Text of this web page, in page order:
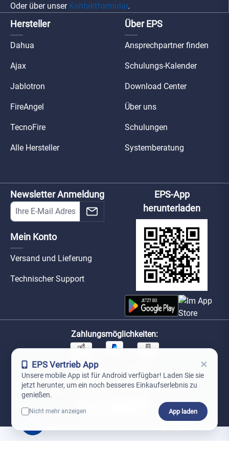
Oder über unser Kontaktformular.
Hersteller
Dahua
Ajax
Jablotron
FireAngel
TecnoFire
Alle Hersteller
Über EPS
Ansprechpartner finden
Schulungs-Kalender
Download Center
Über uns
Schulungen
Systemberatung
Newsletter Anmeldung
Mein Konto
Versand und Lieferung
Technischer Support
EPS-App
herunterladen
Zahlungsmöglichkeiten:
Unsere Versandpartner:
EPS Vertrieb App ×
Unsere mobile App ist für Android verfügbar! Laden Sie sie
jetzt herunter, um ein noch besseres Einkaufserlebnis zu
genießen.
Nicht mehr anzeigen App laden